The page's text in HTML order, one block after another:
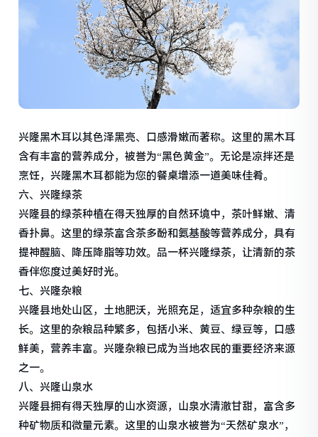
兴隆黑木耳以其色泽黑亮、口感滑嫩而著称。这里的黑木耳
含有丰富的营养成分，被誉为“黑色黄金”。无论是凉拌还是
烹饪，兴隆黑木耳都能为您的餐桌增添一道美味佳肴。
六、兴隆绿茶
兴隆县的绿茶种植在得天独厚的自然环境中，茶叶鲜嫩、清
香扑鼻。这里的绿茶富含茶多酚和氨基酸等营养成分，具有
提神醒脑、降压降脂等功效。品一杯兴隆绿茶，让清新的茶
香伴您度过美好时光。
七、兴隆杂粮
兴隆县地处山区，土地肥沃，光照充足，适宜多种杂粮的生
长。这里的杂粮品种繁多，包括小米、黄豆、绿豆等，口感
鲜美，营养丰富。兴隆杂粮已成为当地农民的重要经济来源
之一。
八、兴隆山泉水
兴隆县拥有得天独厚的山水资源，山泉水清澈甘甜，富含多
种矿物质和微量元素。这里的山泉水被誉为“天然矿泉水”，